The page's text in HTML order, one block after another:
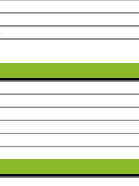
umschalten
umschalten